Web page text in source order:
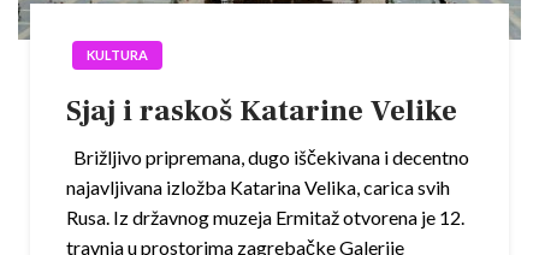
KULTURA
Sjaj i raskoš Katarine Velike
Brižljivo pripremana, dugo iščekivana i decentno
najavljivana izložba Katarina Velika, carica svih
Rusa. Iz državnog muzeja Ermitaž otvorena je 12.
travnja u prostorima zagrebačke Galerije